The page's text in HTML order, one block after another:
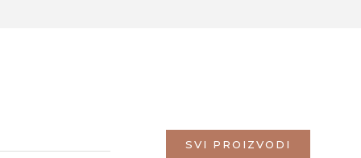
SVI PROIZVODI